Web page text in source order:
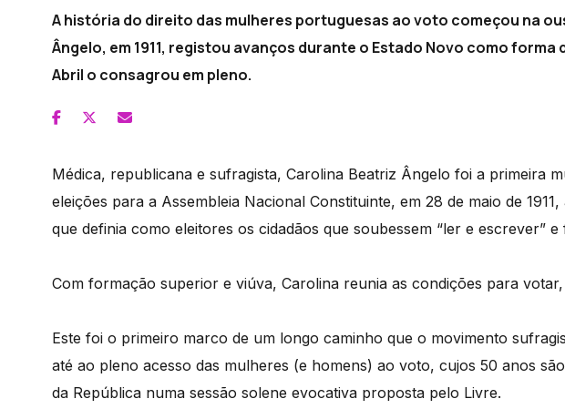
A história do direito das mulheres portuguesas ao voto começou na
Ângelo, em 1911, registou avanços durante o Estado Novo como forma
Abril o consagrou em pleno.
Médica, republicana e sufragista, Carolina Beatriz Ângelo foi a primeira
eleições para a Assembleia Nacional Constituinte, em 28 de maio de
que definia como eleitores os cidadãos que soubessem “ler e escrever” e
Com formação superior e viúva, Carolina reunia as condições para votar,
Este foi o primeiro marco de um longo caminho que o movimento
até ao pleno acesso das mulheres (e homens) ao voto, cujos 50 anos
da República numa sessão solene evocativa proposta pelo Livre.